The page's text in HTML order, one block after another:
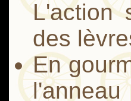
L'action
des
En